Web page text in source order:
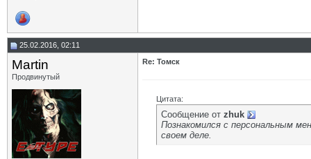
25.02.2016, 02:11
Martin
Продвинутый
Re: Томск
Цитата:
Сообщение от zhuk
Познакомился с персональным
своем деле.